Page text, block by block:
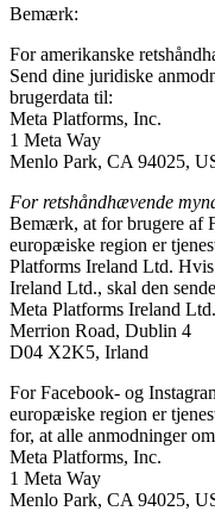
Bemærk:
For amerikanske
Send dine juridiske
brugerdata til:
Meta Platforms, Inc.
1 Meta Way
Menlo Park, CA 94025,
For retshåndhævende
Bemærk, at for brugere af
europæiske region er
Platforms Ireland Ltd.
Ireland Ltd., skal den
Meta Platforms Ireland Ltd.
Merrion Road, Dublin 4
D04 X2K5, Irland
For Facebook- og
europæiske region er
for, at alle anmodninger
Meta Platforms, Inc.
1 Meta Way
Menlo Park, CA 94025,